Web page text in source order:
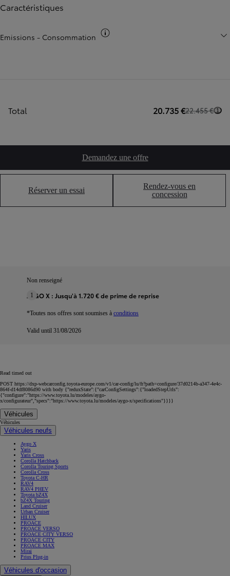
Caractéristiques
Emissions - Consommation
Total 20.735 €22.455 € 1
Demandez une offre
Réserver un essai
Rendez-vous en
concession
Non renseigné
1
AYGO X : Jusqu'à 1.720 € de prime de reprise
*Toutes nos offres sont soumises à conditions
Valid until 31/08/2026
Read timed out
POST https://dxp-webcarconfig.toyota-europe.com/v1/car-config/lu/fr?path=configure/37d0214b-a347-4e4c-
864f-d14df8086d90 with body {"reduxState":{"carConfigSettings":{"loadedStepUrls":
{"configure":"https://www.toyota.lu/modeles/aygo-
x/configurateur","specs":"https://www.toyota.lu/modeles/aygo-x/specifications"}}}}
Véhicules
Véhicules
Véhicules neufs
Aygo X
Yaris
Yaris Cross
Corolla Hatchback
Corolla Touring Sports
Corolla Cross
Toyota C-HR
RAV4
RAV4 PHEV
Toyota bZ4X
bZ4X Touring
Land Cruiser
Urban Cruiser
HILUX
PROACE
PROACE VERSO
PROACE CITY VERSO
PROACE CITY
PROACE MAX
Mirai
Prius Plug-in
Véhicules d'occasion